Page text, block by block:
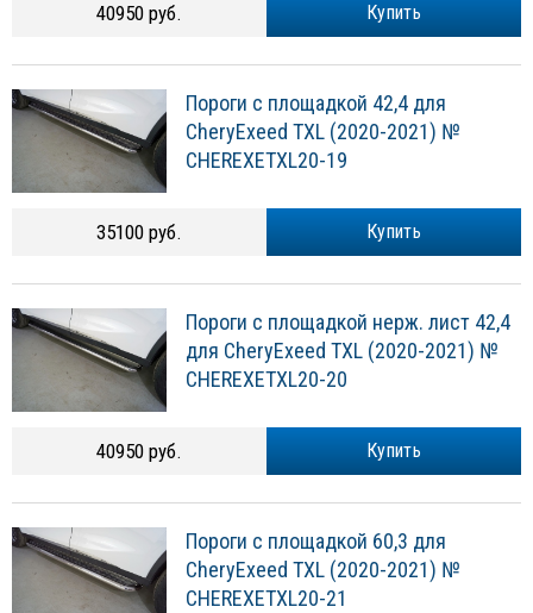
Купить
40950 руб.
Пороги с площадкой 42,4 для
CheryExeed TXL (2020-2021) №
CHEREXETXL20-19
Купить
35100 руб.
Пороги с площадкой нерж. лист 42,4
для CheryExeed TXL (2020-2021) №
CHEREXETXL20-20
Купить
40950 руб.
Пороги с площадкой 60,3 для
CheryExeed TXL (2020-2021) №
CHEREXETXL20-21